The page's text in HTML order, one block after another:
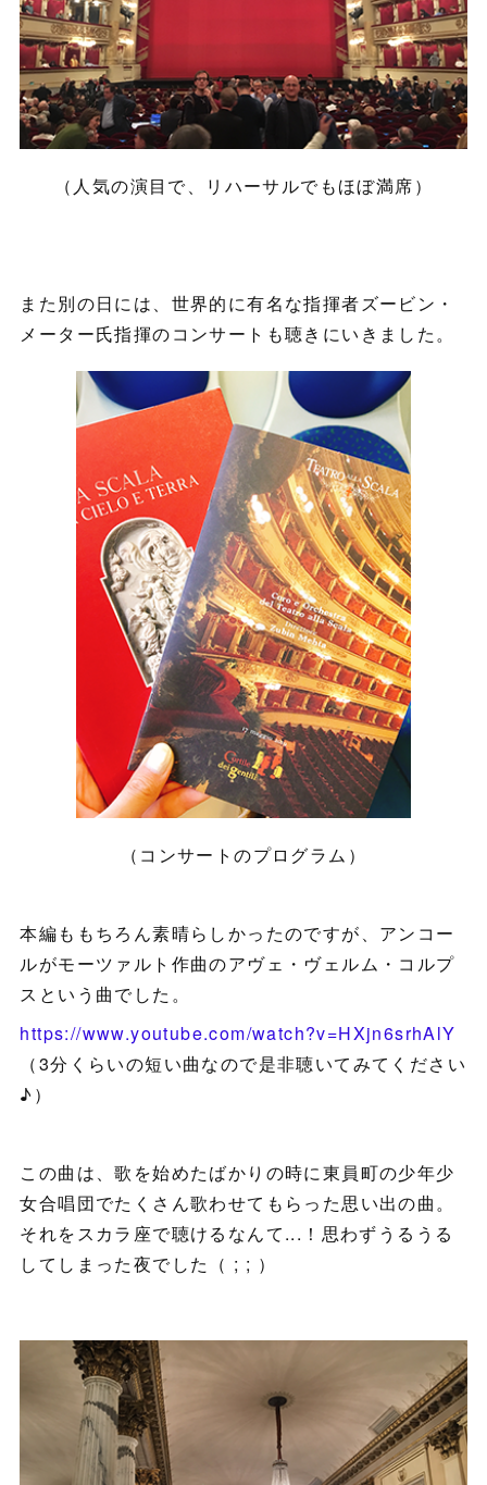
（人気の演目で、リハーサルでもほぼ満席）
また別の日には、世界的に有名な指揮者ズービン・
メーター氏指揮のコンサートも聴きにいきました。
（コンサートのプログラム）
本編ももちろん素晴らしかったのですが、アンコー
ルがモーツァルト作曲のアヴェ・ヴェルム・コルプ
スという曲でした。
https://www.youtube.com/watch?v=HXjn6srhAlY
（3分くらいの短い曲なので是非聴いてみてください
♪）
この曲は、歌を始めたばかりの時に東員町の少年少
女合唱団でたくさん歌わせてもらった思い出の曲。
それをスカラ座で聴けるなんて...！思わずうるうる
してしまった夜でした（ ; ; ）